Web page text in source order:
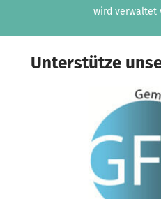
wird verwaltet
Unterstütze